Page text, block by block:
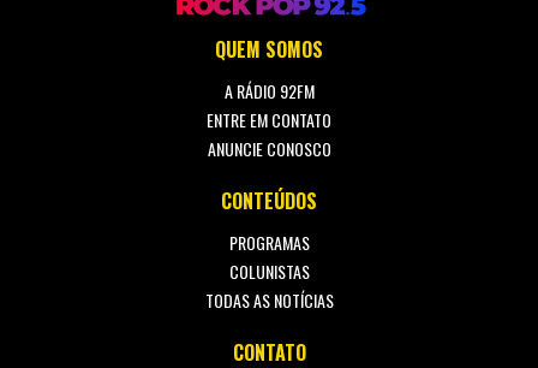
QUEM SOMOS
A RÁDIO 92FM
ENTRE EM CONTATO
ANUNCIE CONOSCO
CONTEÚDOS
PROGRAMAS
COLUNISTAS
TODAS AS NOTÍCIAS
CONTATO